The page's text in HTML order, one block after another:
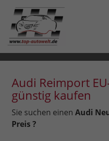
Audi Reimport
günstig kaufen
Sie suchen einen Audi
Preis ?